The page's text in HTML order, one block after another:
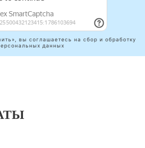
вы соглашаетесь на сбор и обработку
данных